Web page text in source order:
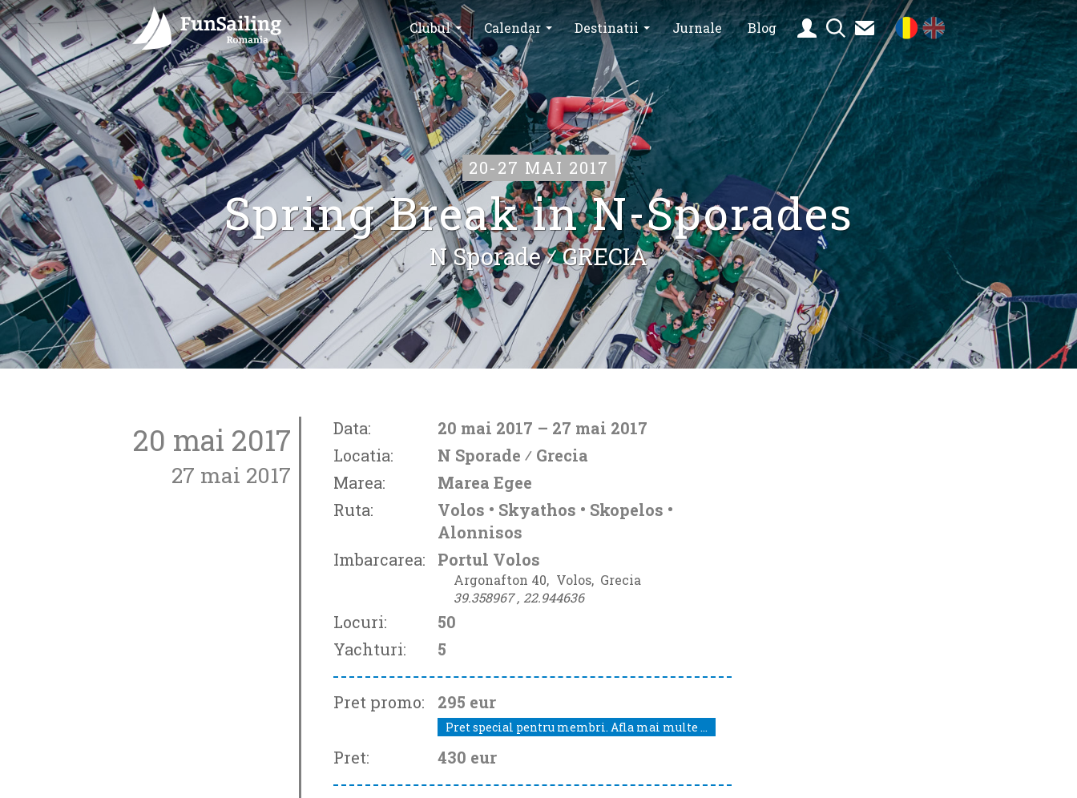
Clubul Calendar Destinatii Jurnale Blog
20-27 MAI 2017
Spring Break in N-Sporades
N Sporade ⁄GRECIA
20 mai 2017
27 mai 2017
Data: 20 mai 2017 – 27 mai 2017
Locatia:
N Sporade ⁄ Grecia
Marea:
Marea Egee
Ruta:
Volos • Skyathos • Skopelos •
Alonnisos
Imbarcarea:
Portul Volos
Argonafton 40‚ Volos‚ Grecia
39.358967 ‚ 22.944636
Locuri:
50
Yachturi:
5
Pret promo: 295 eur
Pret special pentru membri. Afla mai multe ...
Pret: 430 eur